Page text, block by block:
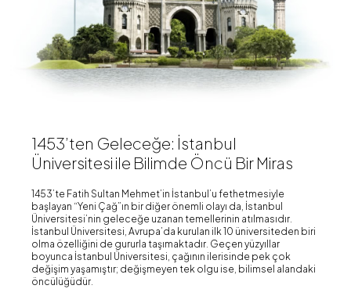
1453’ten Geleceğe: İstanbul
Üniversitesi ile Bilimde Öncü Bir Miras
1453’te Fatih Sultan Mehmet’in İstanbul’u fethetmesiyle
başlayan “Yeni Çağ”ın bir diğer önemli olayı da, İstanbul
Üniversitesi’nin geleceğe uzanan temellerinin atılmasıdır.
İstanbul Üniversitesi, Avrupa’da kurulan ilk 10 üniversiteden biri
olma özelliğini de gururla taşımaktadır. Geçen yüzyıllar
boyunca İstanbul Üniversitesi, çağının ilerisinde pek çok
değişim yaşamıştır; değişmeyen tek olgu ise, bilimsel alandaki
öncülüğüdür.